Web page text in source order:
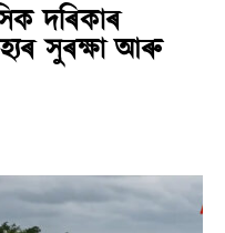
দৰিকাৰ
সুৰক্ষা আৰু